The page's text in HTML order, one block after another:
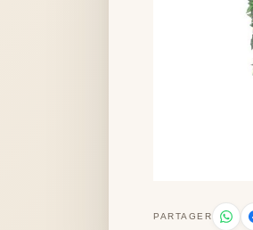
PARTAGER